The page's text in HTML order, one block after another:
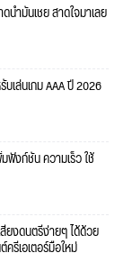
ำมันเชย สาดใจมาเลย
เล่นเกม AAA ปี 2026
ฟังก์ชั่น ความเร็ว ใช้
ยงดนตรีง่ายๆ ได้ด้วย
รีเอเตอร์มือใหม่